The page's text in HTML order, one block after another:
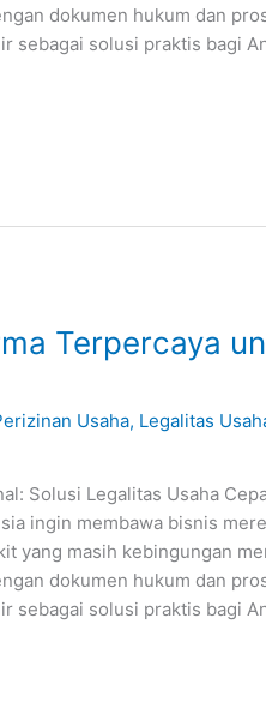
dokumen hukum dan
sebagai solusi praktis bagi
Terpercaya
Usaha, Legalitas
Solusi Legalitas Usaha
ingin membawa bisnis
yang masih kebingungan
dokumen hukum dan
sebagai solusi praktis bagi